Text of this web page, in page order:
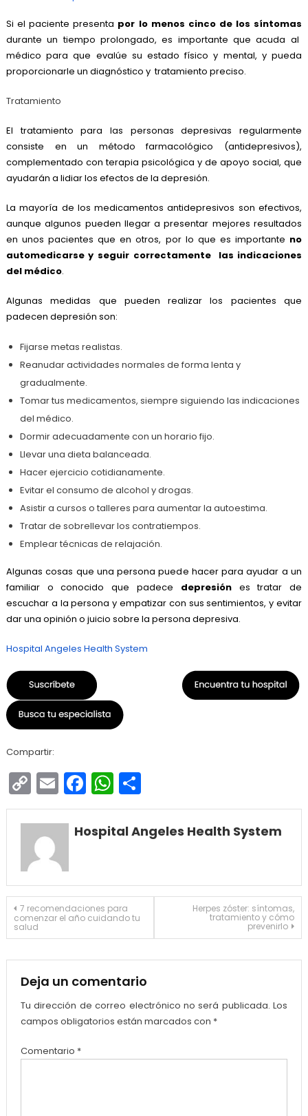
Si el paciente presenta por lo menos cinco de los síntomas
durante un tiempo prolongado, es importante queacuda al
médico para que evalúe su estado físico y mental, y pueda
proporcionarle un diagnóstico y tratamiento preciso.
Tratamiento
El tratamiento para las personas depresivas regularmente
consiste en un método farmacológico (antidepresivos),
complementado con terapia psicológica y de apoyo social, que
ayudarán a lidiar los efectos de la depresión.
La mayoría de los medicamentos antidepresivos son efectivos,
aunque algunos pueden llegar a presentar mejores resultados
en unos pacientes que en otros, por lo que es importante no
automedicarse y seguir correctamente las indicaciones
del médico.
Algunas medidas que pueden realizar los pacientes que
padecen depresión son:
Fijarse metas realistas.
Reanudar actividades normales de forma lenta y
gradualmente.
Tomar tus medicamentos, siempre siguiendo las indicaciones
del médico.
Dormir adecuadamente con un horario fijo.
Llevar una dieta balanceada.
Hacer ejercicio cotidianamente.
Evitar el consumo de alcohol y drogas.
Asistir a cursos o talleres para aumentar la autoestima.
Tratar de sobrellevar los contratiempos.
Emplear técnicas de relajación.
Algunas cosas que una persona puede hacer para ayudar a un
familiar o conocido que padece depresiónes tratar de
escuchar a la persona y empatizar con sus sentimientos, y evitar
dar una opinión o juicio sobre la persona depresiva.
Hospital Angeles Health System
Compartir:
Copy
Link
EmailFacebook
WhatsApp
Compartir
Hospital Angeles Health System
Navegación
de
entradas
7 recomendaciones para
comenzar el año cuidando tu
salud
Herpes zóster: síntomas,
tratamiento y cómo
prevenirlo
Deja un comentario
Tu dirección de correo electrónico no será publicada. Los
campos obligatorios están marcados con *
Comentario *